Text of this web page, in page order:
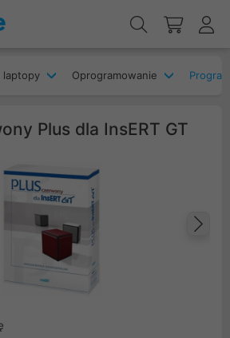
laptopy Oprogramowanie
Plus dla InsERT GT